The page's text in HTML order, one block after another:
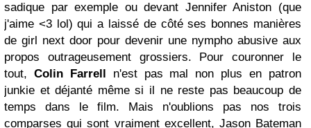
sadique par exemple ou devant Jennifer Aniston (que
j'aime <3 lol) qui a laissé de côté ses bonnes manières
de girl next door pour devenir une nympho abusive aux
propos outrageusement grossiers. Pour couronner le
tout, Colin Farrell
n'est pas mal non plus en patron
junkie et déjanté même si il ne reste pas beaucoup de
temps dans le film. Mais n'oublions pas nos trois
comparses qui sont vraiment excellent, Jason Bateman